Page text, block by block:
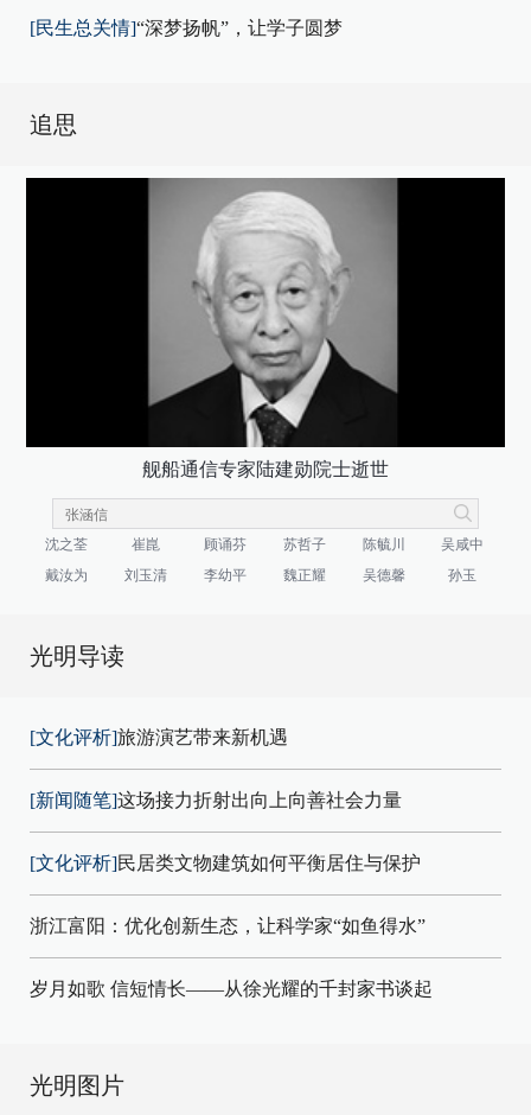
[民生总关情]“深梦扬帆”，让学子圆梦
追思
舰船通信专家陆建勋院士逝世
沈之荃 崔崑 顾诵芬 苏哲子 陈毓川
吴咸中
戴汝为
刘玉清 李幼平 魏正耀 吴德馨 孙玉
光明导读
[文化评析]旅游演艺带来新机遇
[新闻随笔]这场接力折射出向上向善社会力量
[文化评析]民居类文物建筑如何平衡居住与保护
浙江富阳：优化创新生态，让科学家“如鱼得水”
岁月如歌 信短情长——从徐光耀的千封家书谈起
光明图片